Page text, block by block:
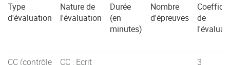
Type
d'évaluation
Nature de
l'évaluation
Durée
(en
minutes)
Nombre
d'épreuves
de
CC (contrôle
CC : Ecrit
3